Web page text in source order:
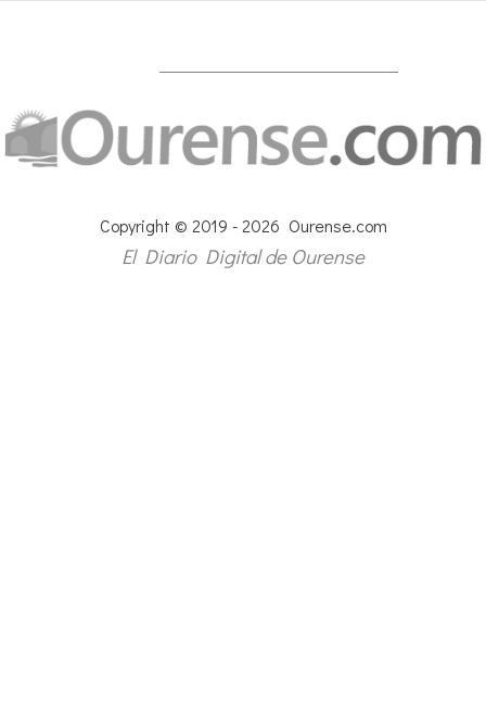
Copyright © 2019 - 2026 Ourense.com
El Diario Digital de Ourense